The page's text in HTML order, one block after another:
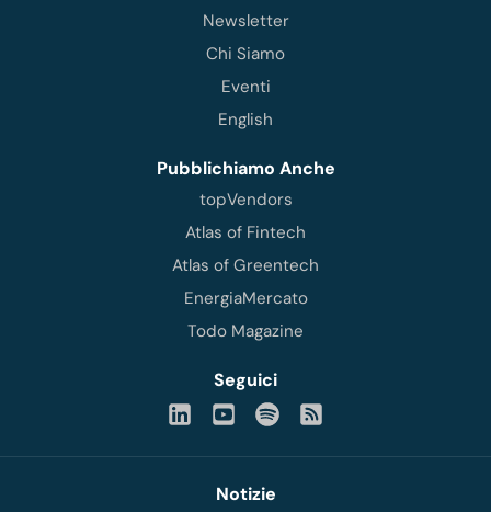
Newsletter
Chi Siamo
Eventi
English
Pubblichiamo Anche
topVendors
Atlas of Fintech
Atlas of Greentech
EnergiaMercato
Todo Magazine
Seguici
Notizie